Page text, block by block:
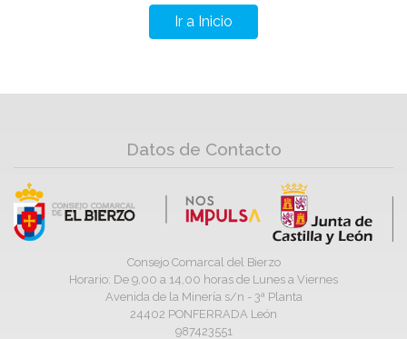
Ir a Inicio
Datos de Contacto
Consejo Comarcal del Bierzo
Horario: De 9,00 a 14,00 horas de Lunes a Viernes
Avenida de la Minería s/n - 3ª Planta
24402 PONFERRADA León
987423551